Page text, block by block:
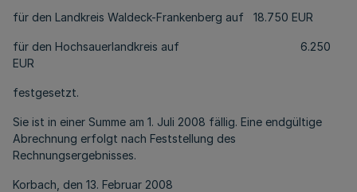
für den Landkreis Waldeck-Frankenberg auf 18.750 EUR
für den Hochsauerlandkreis auf 6.250
EUR
festgesetzt.
Sie ist in einer Summe am 1. Juli 2008 fällig. Eine endgültige
Abrechnung erfolgt nach Feststellung des
Rechnungsergebnisses.
Korbach, den 13. Februar 2008